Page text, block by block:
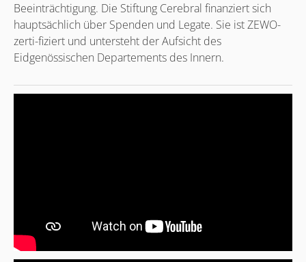
Beeinträchtigung. Die Stiftung Cerebral finanziert sich
hauptsächlich über Spenden und Legate. Sie ist ZEWO-
zerti-fiziert und untersteht der Aufsicht des
Eidgenössischen Departements des Innern.